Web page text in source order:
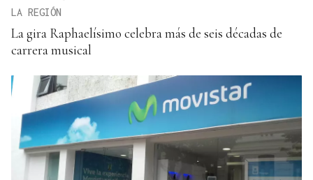
LA REGIÓN
La gira Raphaelísimo celebra más de seis décadas de
carrera musical